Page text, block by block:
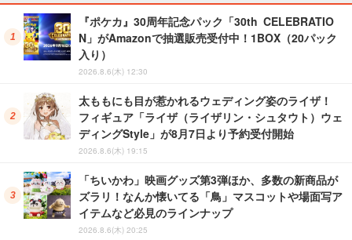
『ポケカ』30周年記念パック「30th CELEBRATIO
N」がAmazonで抽選販売受付中！1BOX（20パック
入り）
2026.8.6(木) 12:30
太ももにも目が惹かれるウェディング姿のライザ！
フィギュア「ライザ（ライザリン・シュタウト）ウェ
ディングStyle」が8月7日より予約受付開始
2026.8.6(木) 19:15
「ちいかわ」映画グッズ第3弾ほか、多数の新商品が
ズラリ！なんか懐いてる「鳥」マスコットや場面写ア
イテムなど必見のラインナップ
2026.8.6(木) 20:25